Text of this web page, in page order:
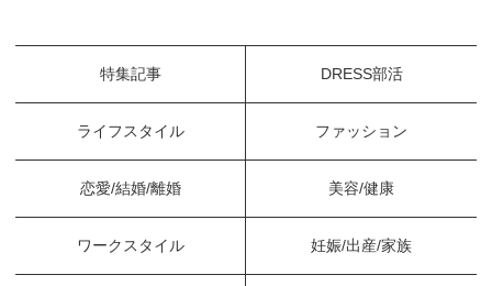
特集記事 DRESS部活
ライフスタイル ファッション
恋愛/結婚/離婚 美容/健康
ワークスタイル 妊娠/出産/家族